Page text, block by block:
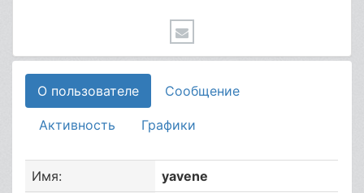
О пользователе Сообщение
Активность Графики
Имя:
yavene